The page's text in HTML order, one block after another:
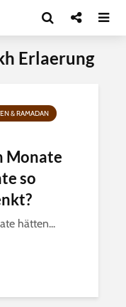
Erlaerung
& RAMADAN
Monate
so
hätten...